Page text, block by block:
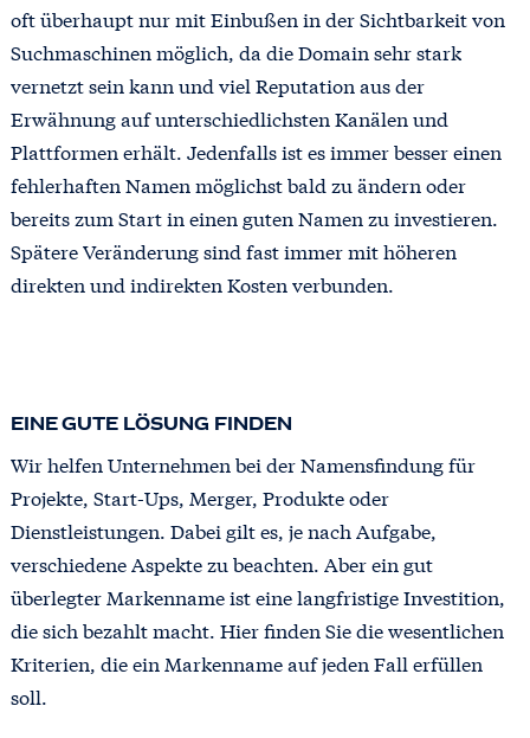
oft überhaupt nur mit Einbußen in der Sichtbarkeit von
Suchmaschinen möglich, da die Domain sehr stark
vernetzt sein kann und viel Reputation aus der
Erwähnung auf unterschiedlichsten Kanälen und
Plattformen erhält. Jedenfalls ist es immer besser einen
fehlerhaften Namen möglichst bald zu ändern oder
bereits zum Start in einen guten Namen zu investieren.
Spätere Veränderung sind fast immer mit höheren
direkten und indirekten Kosten verbunden.
EINE GUTE LÖSUNG FINDEN
Wir helfen Unternehmen bei der Namensfindung für
Projekte, Start-Ups, Merger, Produkte oder
Dienstleistungen. Dabei gilt es, je nach Aufgabe,
verschiedene Aspekte zu beachten. Aber ein gut
überlegter Markenname ist eine langfristige Investition,
die sich bezahlt macht. Hier finden Sie die wesentlichen
Kriterien, die ein Markenname auf jeden Fall erfüllen
soll.